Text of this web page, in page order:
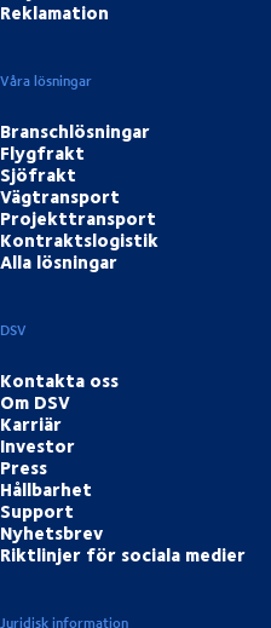
Reklamation
Våra lösningar
Branschlösningar
Flygfrakt
Sjöfrakt
Vägtransport
Projekttransport
Kontraktslogistik
Alla lösningar
DSV
Kontakta oss
Om DSV
Karriär
Investor
Press
Hållbarhet
Support
Nyhetsbrev
Riktlinjer för sociala medier
Juridisk information